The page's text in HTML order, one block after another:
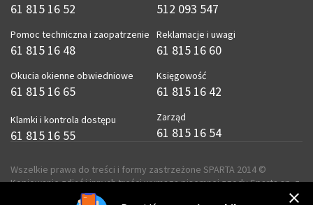
61 815 16 52
Pomoc techniczna i zaopatrzenie
61 815 16 48
Okucia okienne obwiedniowe
61 815 16 65
Klamki i kontrola dostępu
61 815 16 55
512 093 547
Reklamacje i uwagi
61 815 16 60
Księgowość
61 815 16 42
Zarząd
61 815 16 54
Wszelkie prawa do treści i formy zastrzeżone SPARTA 2014 ©
Kopiowanie zdjęć i innych treści wymaga pisemnej zgody Sparta sp. z